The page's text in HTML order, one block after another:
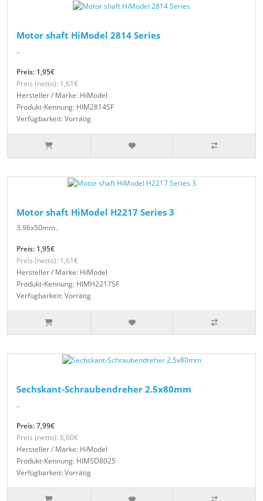
Motor shaft HiModel 2814 Series
..
Preis: 1,95€
Preis (netto): 1,61€
Hersteller / Marke: HiModel
Produkt-Kennung: HIM2814SF
Verfügbarkeit: Vorrätig
Motor shaft HiModel H2217 Series 3
3.96x50mm..
Preis: 1,95€
Preis (netto): 1,61€
Hersteller / Marke: HiModel
Produkt-Kennung: HIMH2217SF
Verfügbarkeit: Vorrätig
Sechskant-Schraubendreher 2.5x80mm
..
Preis: 7,99€
Preis (netto): 6,60€
Hersteller / Marke: HiModel
Produkt-Kennung: HIMSD8025
Verfügbarkeit: Vorrätig